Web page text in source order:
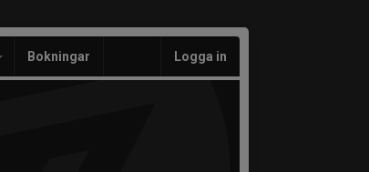
Bokningar Logga in